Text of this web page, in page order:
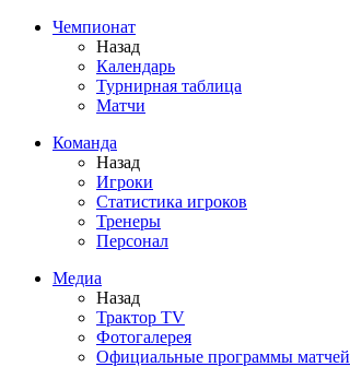
Чемпионат
Назад
Календарь
Турнирная таблица
Матчи
Команда
Назад
Игроки
Статистика игроков
Тренеры
Персонал
Медиа
Назад
Трактор TV
Фотогалерея
Официальные программы матчей